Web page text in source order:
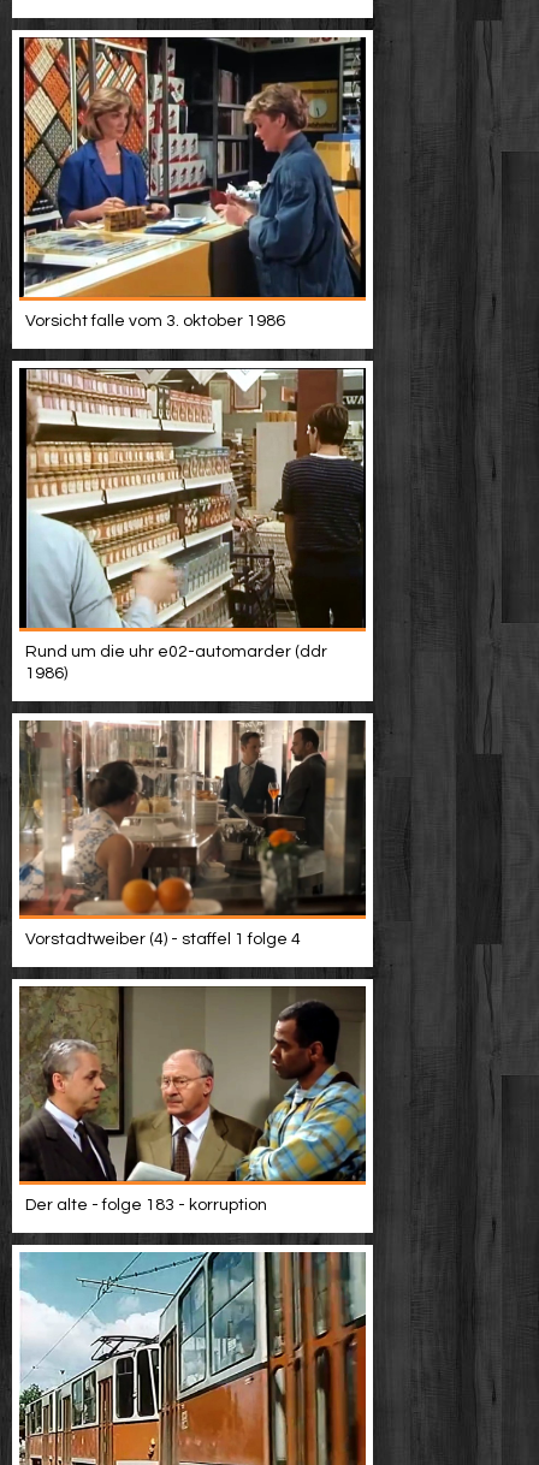
Vorsicht falle vom 3. oktober 1986
Rund um die uhr e02-automarder (ddr
1986)
Vorstadtweiber (4) - staffel 1 folge 4
Der alte - folge 183 - korruption